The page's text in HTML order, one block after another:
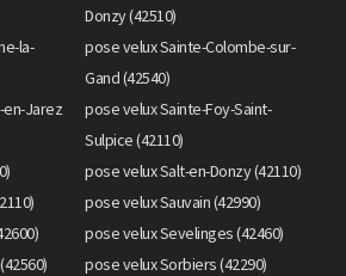
Donzy (42510)
la-
pose velux Sainte-Colombe-sur-
Gand (42540)
en-Jarez
pose velux Sainte-Foy-Saint-
Sulpice (42110)
pose velux Salt-en-Donzy (42110)
pose velux Sauvain (42990)
pose velux Sevelinges (42460)
pose velux Sorbiers (42290)